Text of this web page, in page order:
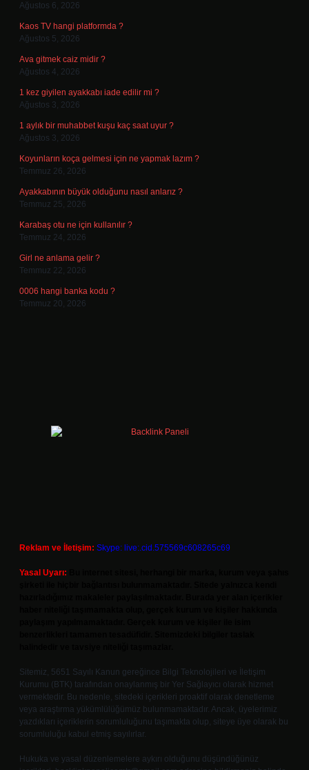
Ağustos 6, 2026
Kaos TV hangi platformda ?
Ağustos 5, 2026
Ava gitmek caiz midir ?
Ağustos 4, 2026
1 kez giyilen ayakkabı iade edilir mi ?
Ağustos 3, 2026
1 aylık bir muhabbet kuşu kaç saat uyur ?
Ağustos 3, 2026
Koyunların koça gelmesi için ne yapmak lazım ?
Temmuz 26, 2026
Ayakkabının büyük olduğunu nasıl anlarız ?
Temmuz 25, 2026
Karabaş otu ne için kullanılır ?
Temmuz 24, 2026
Girl ne anlama gelir ?
Temmuz 22, 2026
0006 hangi banka kodu ?
Temmuz 20, 2026
Reklam ve İletişim: Skype: live:.cid.575569c608265c69
Yasal Uyarı:
Sitemiz, 5651 Sayılı Kanun gereğince Bilgi Teknolojileri ve İletişim
Kurumu (BTK) tarafından onaylanmış bir Yer Sağlayıcı olarak hizmet
vermektedir. Bu nedenle, sitedeki içerikleri proaktif olarak denetleme
veya araştırma yükümlülüğümüz bulunmamaktadır. Ancak, üyelerimiz
yazdıkları içeriklerin sorumluluğunu taşımakta olup, siteye üye olarak bu
sorumluluğu kabul etmiş sayılırlar.
Hukuka ve yasal düzenlemelere aykırı olduğunu düşündüğünüz